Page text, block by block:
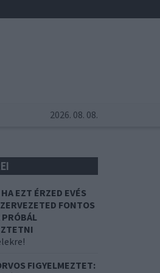
2026. 08. 08.
HA EZT ÉRZED EVÉS
FONTOS
PRÓBÁL
FIGYELMEZTET: